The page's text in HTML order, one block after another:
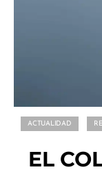
ACTUALIDAD
EL